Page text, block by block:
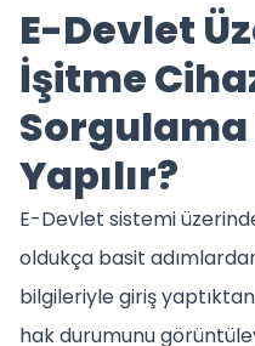
E-Devlet
İşitme
Sorgulama
Yapılır?
E-Devlet sistemi
oldukça basit
bilgileriyle giriş
hak durumunu